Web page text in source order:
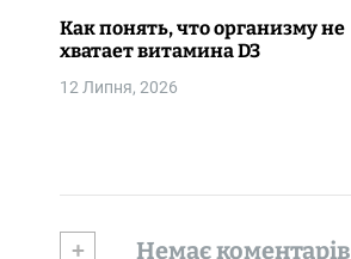
Как понять, что организму не
хватает витамина D3
12 Липня, 2026
+ Немає коментарів